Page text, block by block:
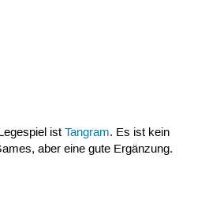
ist Tangram. Es ist kein
aber eine gute Ergänzung.